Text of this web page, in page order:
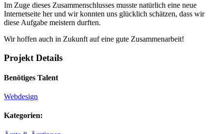
Im Zuge dieses Zusammenschlusses musste natürlich eine neue
Internetseite her und wir konnten uns glücklich schätzen, dass wir
diese Aufgabe meistern durften.
Wir hoffen auch in Zukunft auf eine gute Zusammenarbeit!
Projekt Details
Benötiges Talent
Webdesign
Kategorien: